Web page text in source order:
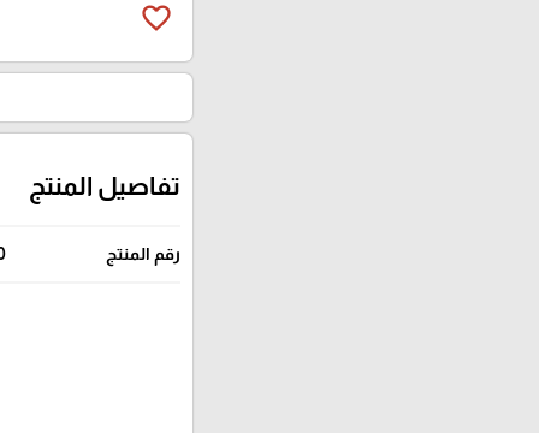
favorite_border
تفاصيل المنتج
رقم المنتج